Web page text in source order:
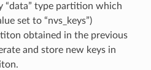
“data” type partition which
set to “nvs_keys”)
obtained in the previous
and store new keys in